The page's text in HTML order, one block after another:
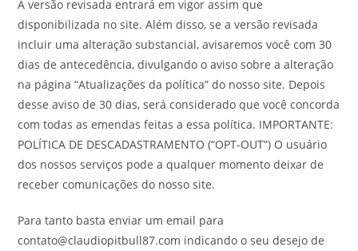
A versão revisada entrará em vigor assim que
disponibilizada no site. Além disso, se a versão revisada
incluir uma alteração substancial, avisaremos você com 30
dias de antecedência, divulgando o aviso sobre a alteração
na página “Atualizações da política” do nosso site. Depois
desse aviso de 30 dias, será considerado que você concorda
com todas as emendas feitas a essa política. IMPORTANTE:
POLÍTICA DE DESCADASTRAMENTO (“OPT-OUT”) O usuário
dos nossos serviços pode a qualquer momento deixar de
receber comunicações do nosso site.
Para tanto basta enviar um email para
contato@claudiopitbull87.com indicando o seu desejo de